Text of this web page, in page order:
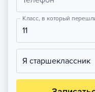
Класс, в который
11
Я старшеклассник